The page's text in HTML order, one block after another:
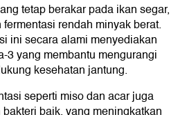
tetap berakar pada ikan segar,
rendah minyak berat.
ini secara alami menyediakan
3 yang membantu mengurangi
kesehatan jantung.
seperti miso dan acar juga